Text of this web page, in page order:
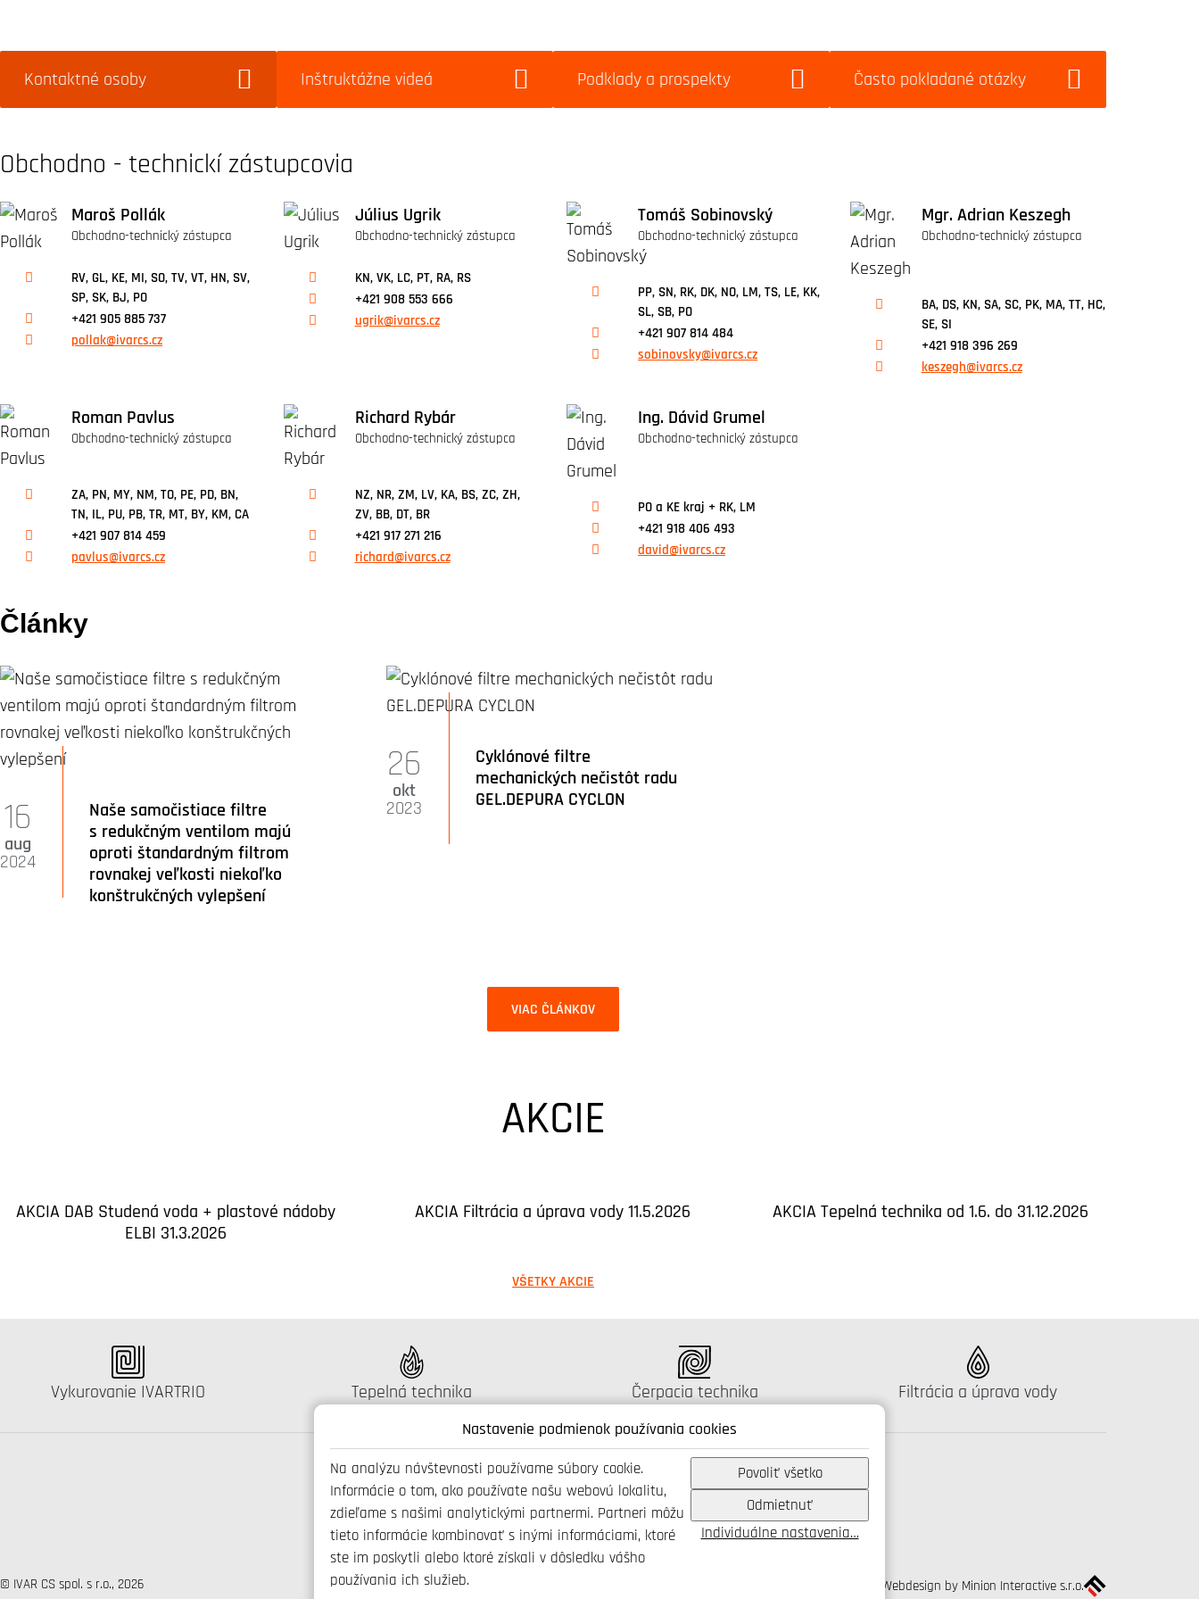
Nastavenie podmienok používania cookies
Na analýzu návštevnosti používame súbory cookie.
Informácie o tom, ako používate našu webovú lokalitu,
zdieľame s našimi analytickými partnermi. Partneri môžu
tieto informácie kombinovať s inými informáciami, ktoré
ste im poskytli alebo ktoré získali v dôsledku vášho
používania ich služieb.
Povoliť všetko
Odmietnuť
Individuálne nastavenia…
Kontaktné osoby Inštruktážne videá Podklady a prospekty Často pokladané otázky
Obchodno - technickí zástupcovia
Maroš Pollák
Obchodno-technický zástupca
RV, GL, KE, MI, SO, TV, VT, HN, SV,
SP, SK, BJ, PO
+421 905 885 737
pollak@ivarcs.cz
Július Ugrik
Obchodno-technický zástupca
KN, VK, LC, PT, RA, RS
+421 908 553 666
ugrik@ivarcs.cz
Tomáš Sobinovský
Obchodno-technický zástupca
PP, SN, RK, DK, NO, LM, TS, LE, KK,
SL, SB, PO
+421 907 814 484
sobinovsky@ivarcs.cz
Mgr. Adrian Keszegh
Obchodno-technický zástupca
BA, DS, KN, SA, SC, PK, MA, TT, HC,
SE, SI
+421 918 396 269
keszegh@ivarcs.cz
Roman Pavlus
Obchodno-technický zástupca
ZA, PN, MY, NM, TO, PE, PD, BN,
TN, IL, PU, PB, TR, MT, BY, KM, CA
+421 907 814 459
pavlus@ivarcs.cz
Richard Rybár
Obchodno-technický zástupca
NZ, NR, ZM, LV, KA, BS, ZC, ZH,
ZV, BB, DT, BR
+421 917 271 216
richard@ivarcs.cz
Ing. Dávid Grumel
Obchodno-technický zástupca
PO a KE kraj + RK, LM
+421 918 406 493
david@ivarcs.cz
Články
Naše samočistiace filtre
s redukčným ventilom majú
oproti štandardným filtrom
rovnakej veľkosti niekoľko
konštrukčných vylepšení
16
aug
2024
Cyklónové filtre
mechanických nečistôt radu
GEL.DEPURA CYCLON
26
okt
2023
VIAC ČLÁNKOV
AKCIE
AKCIA DAB Studená voda + plastové nádoby
ELBI 31.3.2026
AKCIA Filtrácia a úprava vody 11.5.2026 AKCIA Tepelná technika od 1.6. do 31.12.2026
VŠETKY AKCIE
Katalógus:
Vykurovanie IVARTRIO Katalógus:
Tepelná technika Katalógus:
Čerpacia technika Katalógus:
Filtrácia a úprava vody
Spojte se s námi
+421 346 214 431
© IVAR CS spol. s r.o., 2026 Webdesign by Minion Interactive s.r.o.